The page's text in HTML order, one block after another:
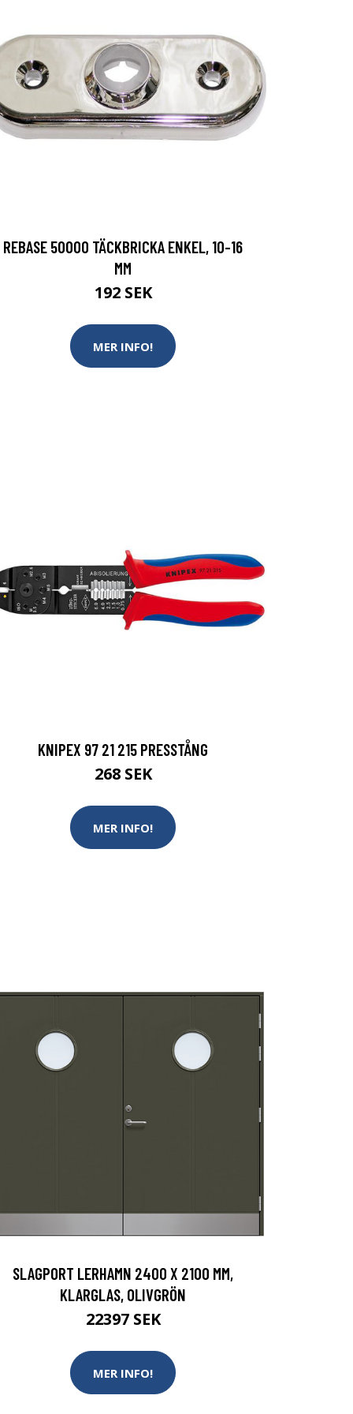
REBASE 50000 TÄCKBRICKA ENKEL, 10-16
MM
192 SEK
MER INFO!
KNIPEX 97 21 215 PRESSTÅNG
268 SEK
MER INFO!
SLAGPORT LERHAMN 2400 X 2100 MM,
KLARGLAS, OLIVGRÖN
22397 SEK
MER INFO!